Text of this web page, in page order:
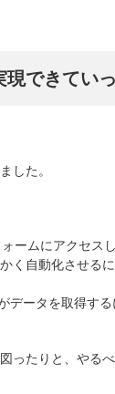
できていっ
した。
ームにアクセス
く自動化させる
ータを取得する
たりと、やる